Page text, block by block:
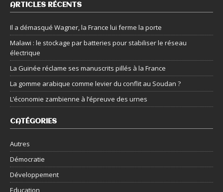
ARTICLES RÉCENTS
Il a démasqué Wagner, la France lui ferme la porte
Malawi : le stockage par batteries pour stabiliser le réseau
électrique
La Guinée réclame ses manuscrits pillés à la France
La gomme arabique comme levier du conflit au Soudan ?
L’économie zambienne à l’épreuve des urnes
CATÉGORIES
Autres
Démocratie
Développement
Education